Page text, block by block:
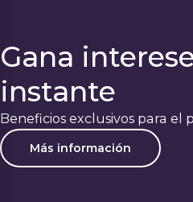
Gana
instante
Beneficios exclusivos para el
Más información